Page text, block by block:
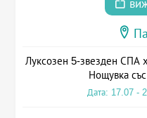
Луксозен 5-звезден СПА
Нощувка
Дата: 17.07 -